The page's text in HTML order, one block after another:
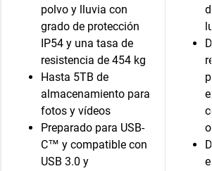
polvo y lluvia con
grado de protección
IP54 y una tasa de
resistencia de 454 kg
Hasta 5TB de
almacenamiento para
fotos y vídeos
Preparado para USB-
C™ y compatible con
USB 3.0 y